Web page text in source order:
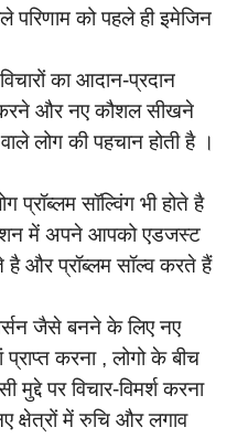
को पहले ही इमेजिन
का आदान-प्रदान
और नए कौशल सीखने
लोग की पहचान होती है ।
सॉल्विंग भी होते है
में अपने आपको एडजस्ट
और प्रॉब्लम सॉल्व करते हैं
जैसे बनने के लिए नए
करना , लोगो के बीच
पर विचार-विमर्श करना
क्षेत्रों में रुचि और लगाव